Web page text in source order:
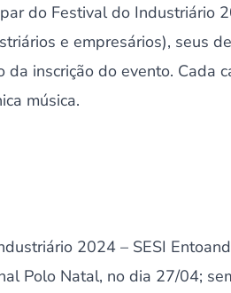
do Festival do Industriário
e empresários), seus
da inscrição do evento. Cada
música.
2024 – SESI
Polo Natal, no dia 27/04;